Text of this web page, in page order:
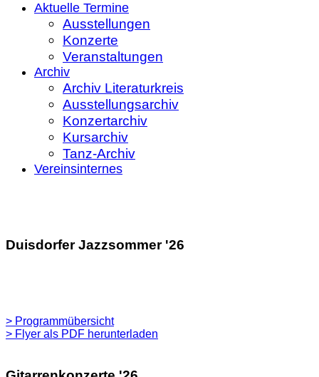
Aktuelle Termine
Ausstellungen
Konzerte
Veranstaltungen
Archiv
Archiv Literaturkreis
Ausstellungsarchiv
Konzertarchiv
Kursarchiv
Tanz-Archiv
Vereinsinternes
Duisdorfer Jazzsommer '26
> Programmübersicht
> Flyer als PDF herunterladen